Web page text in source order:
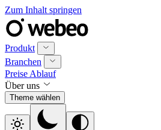
Zum Inhalt springen
Produkt
Branchen
Preise Ablauf
Über uns
Theme wählen